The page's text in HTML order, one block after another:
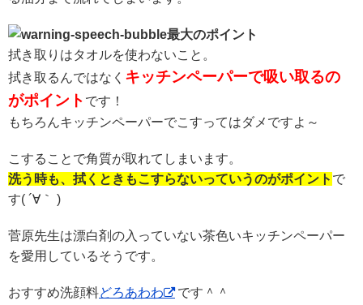
最大のポイント
拭き取りはタオルを使わないこと。
拭き取るんではなく キッチンペーパーで吸い取るの
がポイント です！
もちろんキッチンペーパーでこすってはダメですよ～
こすることで角質が取れてしまいます。
洗う時も、拭くときもこすらないっていうのがポイント で
す( ´∀｀ )
菅原先生は漂白剤の入っていない茶色いキッチンペーパー
を愛用しているそうです。
おすすめ洗顔料どろあわわ
です＾＾